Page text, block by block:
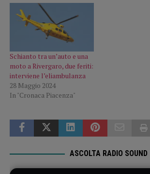
Schianto tra un’auto e una
moto a Rivergaro, due feriti:
interviene l’eliambulanza
28 Maggio 2024
In "Cronaca Piacenza"
ASCOLTA RADIO SOUND